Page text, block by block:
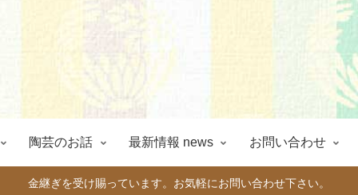
陶芸のお話 最新情報 news お問い合わせ
金継ぎを受け賜っています。お気軽にお問い合わせ下さい。